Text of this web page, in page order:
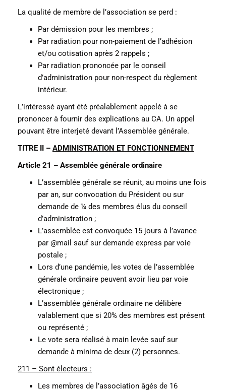
La qualité de membre de l’association se perd :
Par démission pour les membres ;
Par radiation pour non-paiement de l’adhésion
et/ou cotisation après 2 rappels ;
Par radiation prononcée par le conseil
d’administration pour non-respect du règlement
intérieur.
L’intéressé ayant été préalablement appelé à se
prononcer à fournir des explications au CA. Un appel
pouvant être interjeté devant l’Assemblée générale.
TITRE II – ADMINISTRATION ET FONCTIONNEMENT
Article 21 – Assemblée générale ordinaire
L’assemblée générale se réunit, au moins une fois
par an, sur convocation du Président ou sur
demande de ¼ des membres élus du conseil
d’administration ;
L’assemblée est convoquée 15 jours à l’avance
par @mail sauf sur demande express par voie
postale ;
Lors d’une pandémie, les votes de l’assemblée
générale ordinaire peuvent avoir lieu par voie
électronique ;
L’assemblée générale ordinaire ne délibère
valablement que si 20% des membres est présent
ou représenté ;
Le vote sera réalisé à main levée sauf sur
demande à minima de deux (2) personnes.
211 – Sont électeurs :
Les membres de l’association âgés de 16